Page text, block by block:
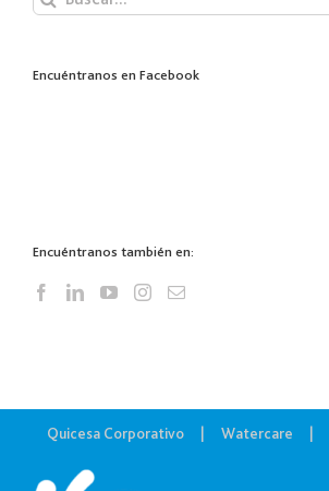
Encuéntranos en Facebook
Encuéntranos también en:
Quicesa Corporativo Watercare